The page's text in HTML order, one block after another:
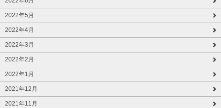
2022年5月
2022年4月
2022年3月
2022年2月
2022年1月
2021年12月
2021年11月